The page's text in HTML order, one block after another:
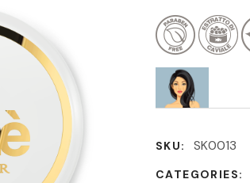
SKU: SK0013
CATEGORIES: